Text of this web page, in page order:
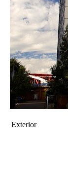
Exterior